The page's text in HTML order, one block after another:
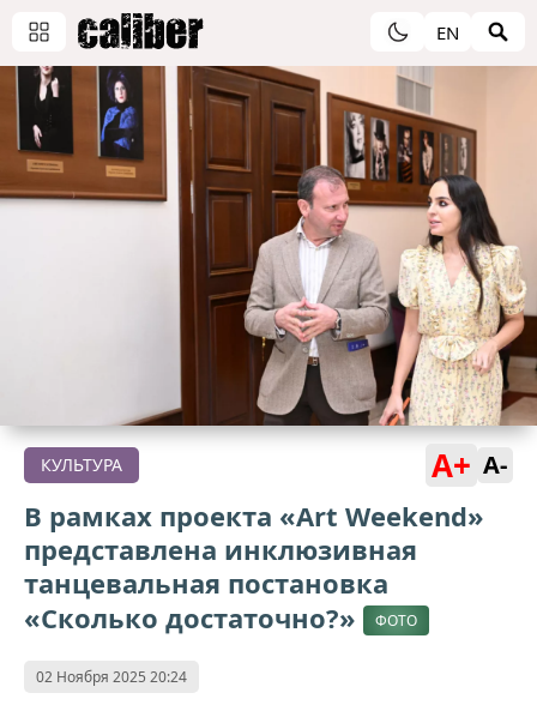
EN
КУЛЬТУРА A+ A-
В рамках проекта «Art Weekend»
представлена инклюзивная
танцевальная постановка
«Сколько достаточно?»
ФОТО
02 Ноября 2025 20:24